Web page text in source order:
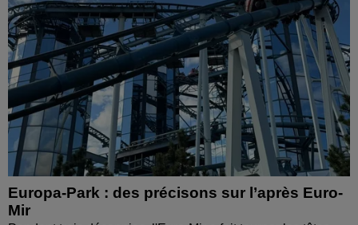
Europa-Park : des précisons sur l’après Euro-
Mir